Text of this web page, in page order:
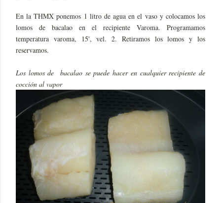
En la THMX ponemos 1 litro de agua en el vaso y colocamos los
lomos de bacalao en el recipiente Varoma. Programamos
temperatura varoma, 15', vel. 2. Retiramos los lomos y los
reservamos.
Los lomos de bacalao se puede hacer en cualquier recipiente de
cocción al vapor